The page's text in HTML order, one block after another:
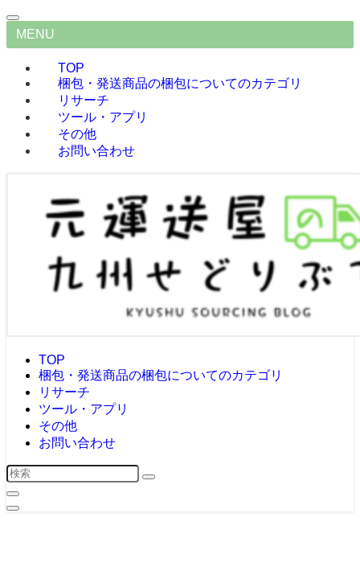
MENU
TOP
梱包・発送商品の梱包についてのカテゴリ
リサーチ
ツール・アプリ
その他
お問い合わせ
TOP
梱包・発送商品の梱包についてのカテゴリ
リサーチ
ツール・アプリ
その他
お問い合わせ